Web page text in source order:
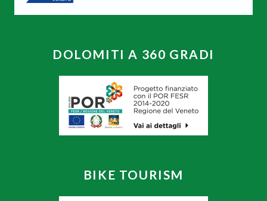
DOLOMITI A 360 GRADI
BIKE TOURISM